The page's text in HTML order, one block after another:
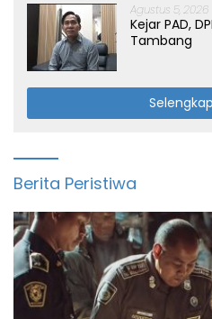
Agustus 5, 2026
Kejar PAD,
Tambang
Berita Peristiwa